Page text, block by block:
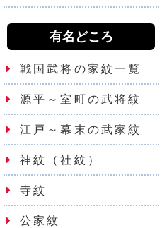
有名どころ
戦国武将の家紋一覧
源平～室町の武将紋
江戸～幕末の武家紋
神紋（社紋）
寺紋
公家紋